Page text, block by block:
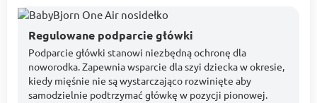
Regulowane podparcie główki
Podparcie główki stanowi niezbędną ochronę dla
noworodka. Zapewnia wsparcie dla szyi dziecka w okresie,
kiedy mięśnie nie są wystarczająco rozwinięte aby
samodzielnie podtrzymać główkę w pozycji pionowej.